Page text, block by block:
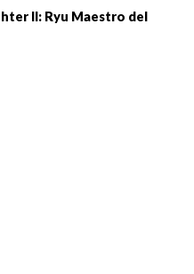
II: Ryu Maestro del